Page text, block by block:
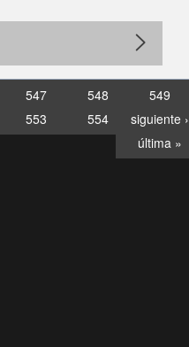
547 548
549
553 554
siguiente ›
última »